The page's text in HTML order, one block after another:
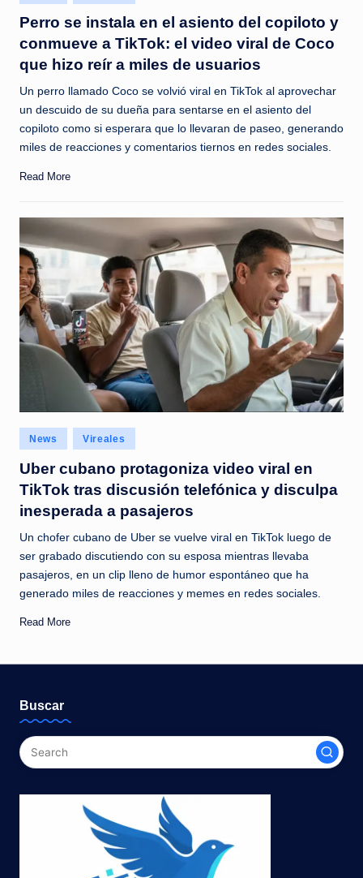
in
Perro se instala en el asiento del copiloto y
conmueve a TikTok: el video viral de Coco
que hizo reír a miles de usuarios
Un perro llamado Coco se volvió viral en TikTok al aprovechar
un descuido de su dueña para sentarse en el asiento del
copiloto como si esperara que lo llevaran de paseo, generando
miles de reacciones y comentarios tiernos en redes sociales.
Read More
Posted
in
News Vireales
Uber cubano protagoniza video viral en
TikTok tras discusión telefónica y disculpa
inesperada a pasajeros
Un chofer cubano de Uber se vuelve viral en TikTok luego de
ser grabado discutiendo con su esposa mientras llevaba
pasajeros, en un clip lleno de humor espontáneo que ha
generado miles de reacciones y memes en redes sociales.
Read More
Buscar